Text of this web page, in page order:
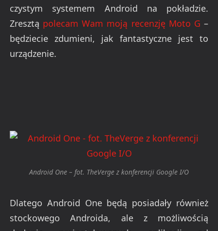
czystym systemem Android na pokładzie.
Zresztą polecam Wam moją recenzję Moto G –
będziecie zdumieni, jak fantastyczne jest to
urządzenie.
Android One – fot. TheVerge z konferencji Google I/O
Dlatego Android One będą posiadały również
stockowego Androida, ale z możliwością